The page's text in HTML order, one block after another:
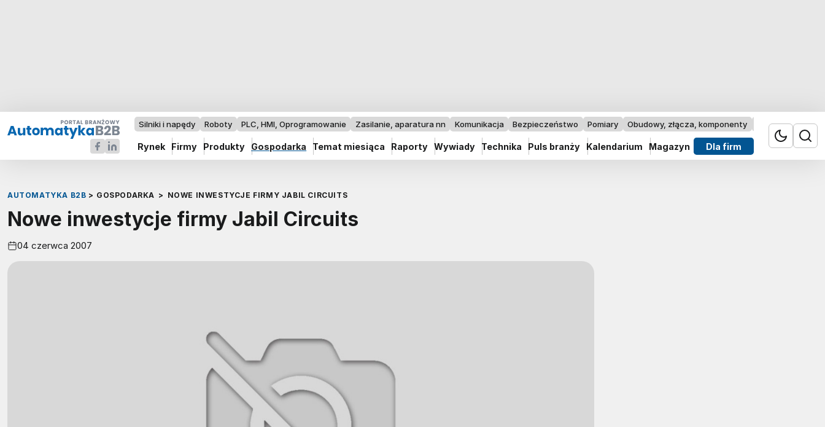
Silniki i napędy Roboty PLC, HMI, Oprogramowanie Zasilanie, aparatura nn Komunikacja Bezpieczeństwo Pomiary Obudowy, złącza, komponenty Przemysł 4.0
Rynek Firmy Produkty Gospodarka Temat miesiąca Raporty Wywiady Technika Puls branży Kalendarium Magazyn Dla firm
AUTOMATYKA B2B > GOSPODARKA > NOWE INWESTYCJE FIRMY JABIL CIRCUITS
Nowe inwestycje firmy Jabil Circuits
04 czerwca 2007